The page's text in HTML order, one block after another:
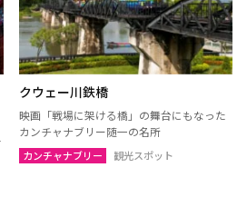
クウェー川鉄橋
映画「戦場に架ける橋」の舞台にもなった
カンチャナブリー随一の名所
カンチャナブリー 観光スポット